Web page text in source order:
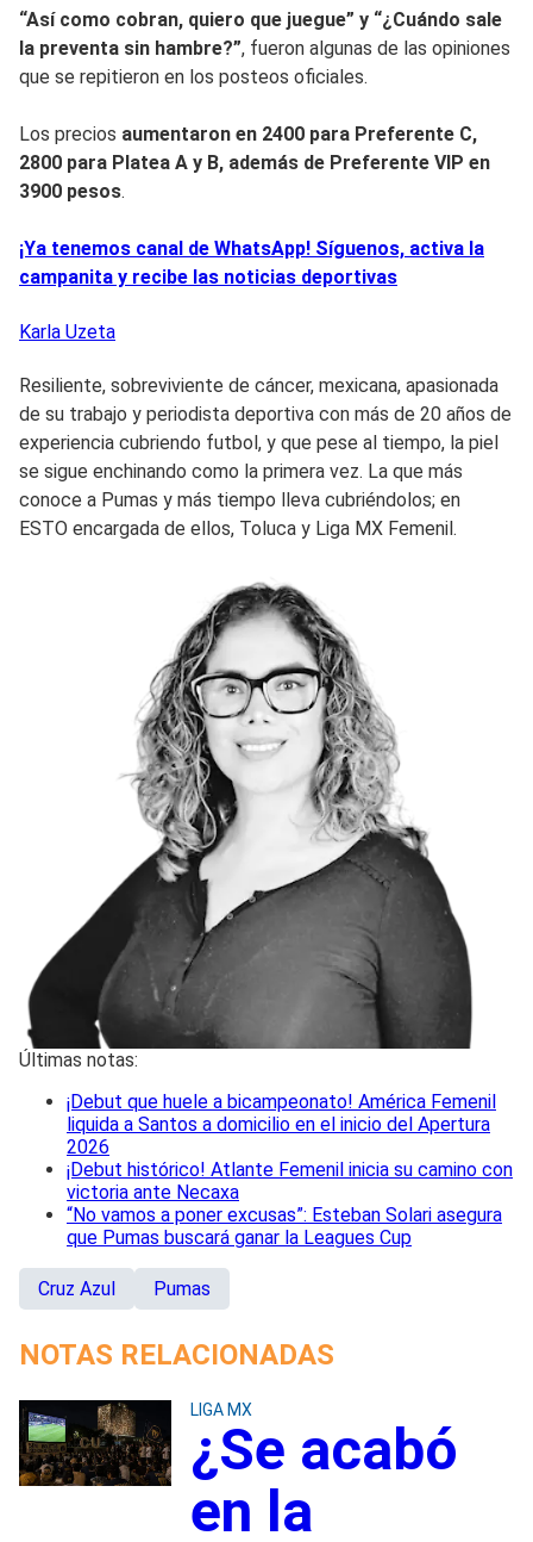
“Así como cobran, quiero que juegue” y “¿Cuándo sale
la preventa sin hambre?”, fueron algunas de las opiniones
que se repitieron en los posteos oficiales.
Los precios aumentaron en 2400 para Preferente C,
2800 para Platea A y B, además de Preferente VIP en
3900 pesos.
¡Ya tenemos canal de WhatsApp! Síguenos, activa la
campanita y recibe las noticias deportivas
Karla Uzeta
Resiliente, sobreviviente de cáncer, mexicana, apasionada
de su trabajo y periodista deportiva con más de 20 años de
experiencia cubriendo futbol, y que pese al tiempo, la piel
se sigue enchinando como la primera vez. La que más
conoce a Pumas y más tiempo lleva cubriéndolos; en
ESTO encargada de ellos, Toluca y Liga MX Femenil.
Últimas notas:
¡Debut que huele a bicampeonato! América Femenil
liquida a Santos a domicilio en el inicio del Apertura
2026
¡Debut histórico! Atlante Femenil inicia su camino con
victoria ante Necaxa
“No vamos a poner excusas”: Esteban Solari asegura
que Pumas buscará ganar la Leagues Cup
Cruz Azul Pumas
NOTAS RELACIONADAS
LIGA MX
¿Se acabó
en la